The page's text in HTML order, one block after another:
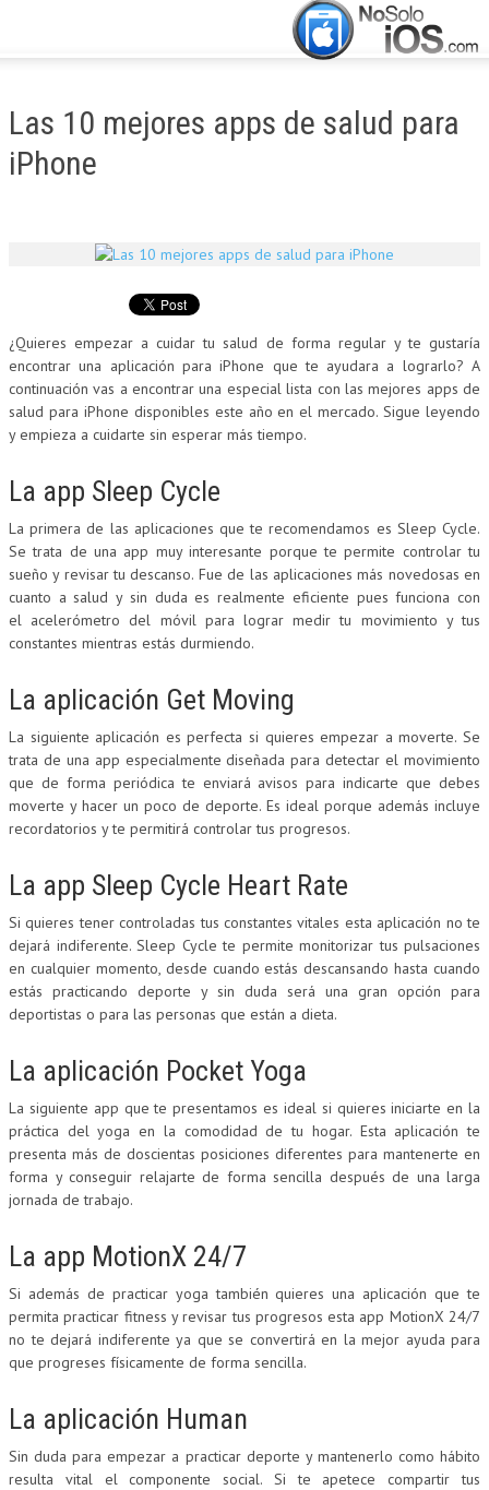
ACTUALIDAD
Las 10 mejores apps de salud para
iPhone
¿Quieres empezar a cuidar tu salud de forma regular y te gustaría
encontrar una aplicación para iPhone que te ayudara a lograrlo? A
continuación vas a encontrar una especial lista con las mejores apps de
salud para iPhone disponibles este año en el mercado. Sigue leyendo
y empieza a cuidarte sin esperar más tiempo.
La app Sleep Cycle
La primera de las aplicaciones que te recomendamos es Sleep Cycle.
Se trata de una app muy interesante porque te permite controlar tu
sueño y revisar tu descanso. Fue de las aplicaciones más novedosas en
cuanto a salud y sin duda es realmente eficiente pues funciona con
el acelerómetro del móvil para lograr medir tu movimiento y tus
constantes mientras estás durmiendo.
La aplicación Get Moving
La siguiente aplicación es perfecta si quieres empezar a moverte. Se
trata de una app especialmente diseñada para detectar el movimiento
que de forma periódica te enviará avisos para indicarte que debes
moverte y hacer un poco de deporte. Es ideal porque además incluye
recordatorios y te permitirá controlar tus progresos.
La app Sleep Cycle Heart Rate
Si quieres tener controladas tus constantes vitales esta aplicación no te
dejará indiferente. Sleep Cycle te permite monitorizar tus pulsaciones
en cualquier momento, desde cuando estás descansando hasta cuando
estás practicando deporte y sin duda será una gran opción para
deportistas o para las personas que están a dieta.
La aplicación Pocket Yoga
La siguiente app que te presentamos es ideal si quieres iniciarte en la
práctica del yoga en la comodidad de tu hogar. Esta aplicación te
presenta más de doscientas posiciones diferentes para mantenerte en
forma y conseguir relajarte de forma sencilla después de una larga
jornada de trabajo.
La app MotionX 24/7
Si además de practicar yoga también quieres una aplicación que te
permita practicar fitness y revisar tus progresos esta app MotionX 24/7
no te dejará indiferente ya que se convertirá en la mejor ayuda para
que progreses físicamente de forma sencilla.
La aplicación Human
Sin duda para empezar a practicar deporte y mantenerlo como hábito
resulta vital el componente social. Si te apetece compartir tus